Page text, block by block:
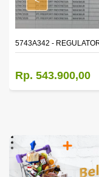
WINDOW,LH
5743A342 -
Rp. 543.900,00